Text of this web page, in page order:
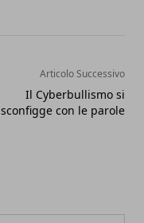
Articolo Successivo
Il Cyberbullismo si
sconfigge con le parole